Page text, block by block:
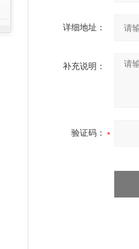
详细地址：
补充说明：
验证码：